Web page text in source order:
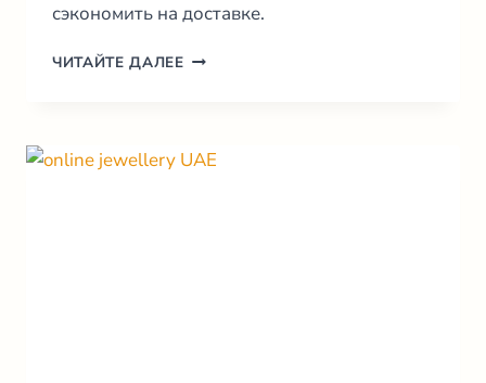
сэкономить на доставке.
ЧИТАЙТЕ ДАЛЕЕЛУЧШИЕ
В
ДУБАЕ: